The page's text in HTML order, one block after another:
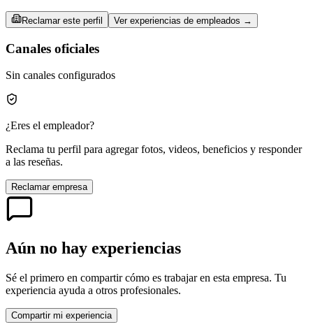
Reclamar este perfil Ver experiencias de empleados →
Canales oficiales
Sin canales configurados
¿Eres el empleador?
Reclama tu perfil para agregar fotos, videos, beneficios y responder
a las reseñas.
Reclamar empresa
Aún no hay experiencias
Sé el primero en compartir cómo es trabajar en esta empresa. Tu
experiencia ayuda a otros profesionales.
Compartir mi experiencia